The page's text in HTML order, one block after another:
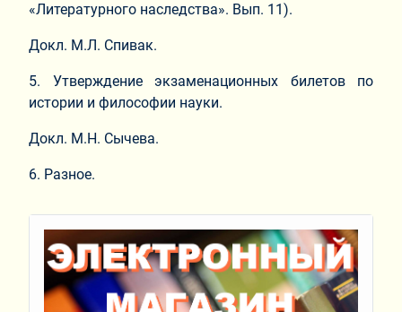
«Литературного наследства». Вып. 11).
Докл. М.Л. Спивак.
5. Утверждение экзаменационных билетов по
истории и философии науки.
Докл. М.Н. Сычева.
6. Разное.